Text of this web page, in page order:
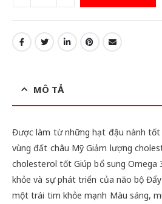
MÔ TẢ
Được làm từ những hạt đậu nành
vùng đất châu Mỹ Giảm lượng
cholesterol tốt Giúp bổ sung Omega
khỏe và sự phát triển của não bộ
một trái tim khỏe mạnh Màu sáng,